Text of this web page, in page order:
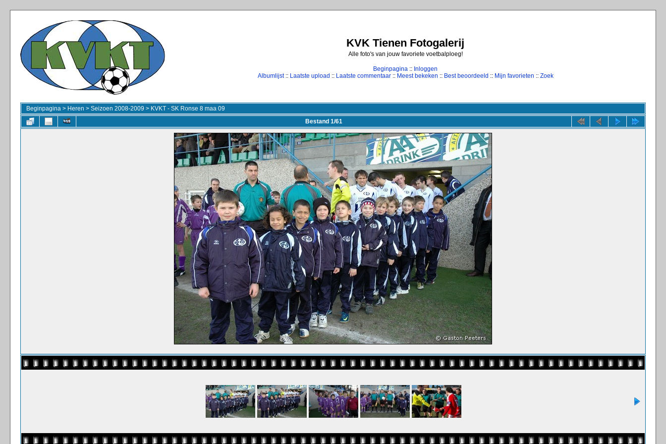
KVK Tienen Fotogalerij
Alle foto's van jouw favoriete voetbalploeg!
Beginpagina :: Inloggen
Albumlijst:: Laatste upload :: Laatste commentaar:: Meest bekeken :: Best beoordeeld :: Mijn favorieten :: Zoek
Beginpagina > Heren > Seizoen 2008-2009 > KVKT - SK Ronse 8 maa 09
Bestand 1/61